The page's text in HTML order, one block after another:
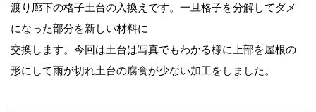
渡り廊下の格子土台の入換えです。一旦格子を分解してダメ
になった部分を新しい材料に
交換します。今回は土台は写真でもわかる様に上部を屋根の
形にして雨が切れ土台の腐食が少ない加工をしました。